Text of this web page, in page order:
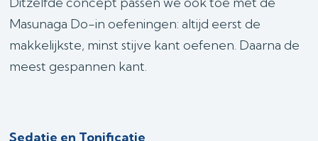
Masunaga Do-in oefeningen: altijd eerst de
makkelijkste, minst stijve kant oefenen. Daarna de
meest gespannen kant.
Sedatie en Tonificatie